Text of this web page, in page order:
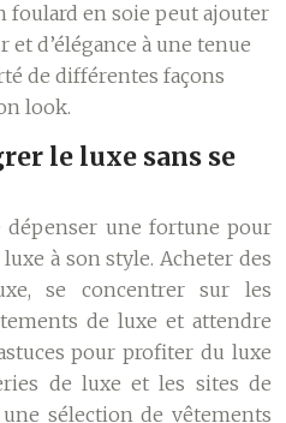
foulard en soie peut ajouter
et d’élégance à une tenue
de différentes façons
look.
le luxe sans se
dépenser une fortune pour
à son style. Acheter des
se concentrer sur les
de luxe et attendre
pour profiter du luxe
de luxe et les sites de
sélection de vêtements